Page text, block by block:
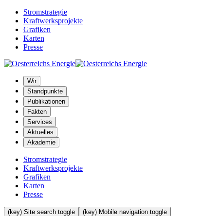
Stromstrategie
Kraftwerksprojekte
Grafiken
Karten
Presse
Wir
Standpunkte
Publikationen
Fakten
Services
Aktuelles
Akademie
Stromstrategie
Kraftwerksprojekte
Grafiken
Karten
Presse
(key) Site search toggle (key) Mobile navigation toggle